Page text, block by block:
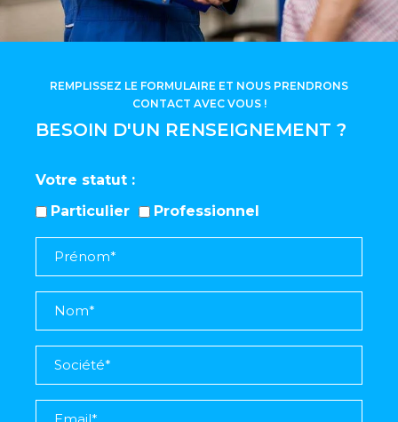
BESOIN D'UN RENSEIGNEMENT ?
REMPLISSEZ LE FORMULAIRE ET NOUS PRENDRONS
CONTACT AVEC VOUS !
Votre statut
Particulier
Professionnel